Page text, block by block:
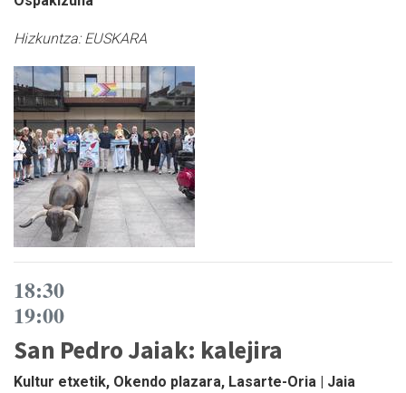
Hizkuntza:EUSKARA
18:30
19:00
San Pedro Jaiak: kalejira
Kultur etxetik, Okendo plazara, Lasarte-Oria | Jaia